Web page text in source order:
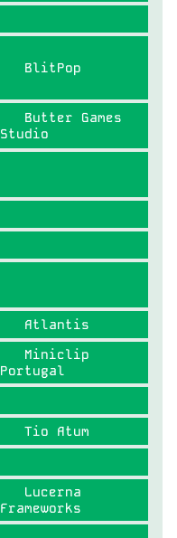
BlitPop
Butter Games
Studio
Atlantis
Miniclip
Portugal
Tio Atum
Lucerna
Frameworks